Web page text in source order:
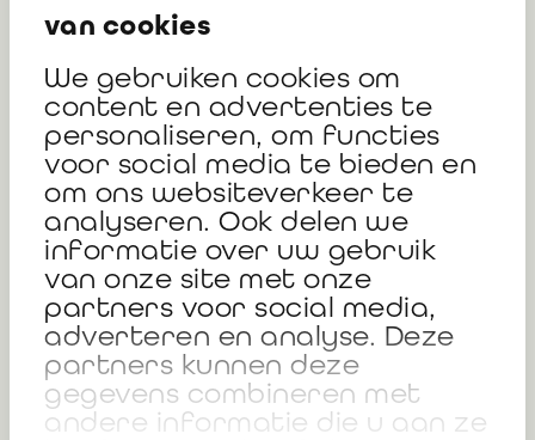
van cookies
We gebruiken cookies om
content en advertenties te
personaliseren, om functies
voor social media te bieden en
om ons websiteverkeer te
analyseren. Ook delen we
informatie over uw gebruik
van onze site met onze
partners voor social media,
adverteren en analyse. Deze
partners kunnen deze
gegevens combineren met
andere informatie die u aan ze
en
Het Laatste
Nieuws NL press
article
255 KB
en